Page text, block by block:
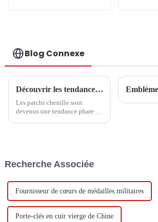
Blog Connexe
Découvrir les tendances et les étapes d'achat essentielles des patchs chenille en 2025
Les patchs chenille sont
devenus une tendance phare de
Recherche Associée
Fournisseur de cœurs de médailles militaires
Porte-clés en cuir vierge de Chine